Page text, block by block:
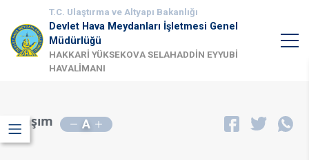
T.C. Ulaştırma ve Altyapı Bakanlığı
Devlet Hava Meydanları İşletmesi Genel
Müdürlüğü
HAKKARİ YÜKSEKOVA SELAHADDİN EYYUBİ
HAVALİMANI
Ulaşım A